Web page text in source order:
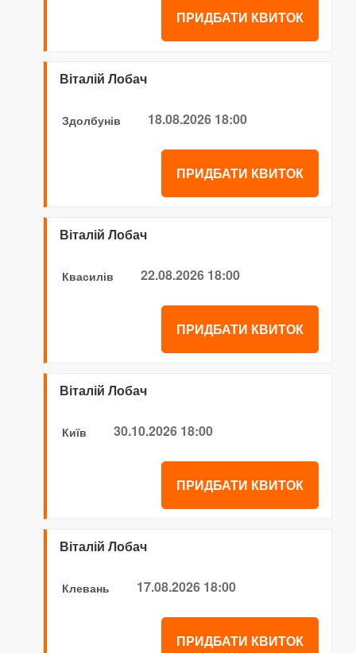
ПРИДБАТИ КВИТОК
Віталій Лобач
Здолбунів 18.08.2026 18:00
ПРИДБАТИ КВИТОК
Віталій Лобач
Квасилів 22.08.2026 18:00
ПРИДБАТИ КВИТОК
Віталій Лобач
Київ 30.10.2026 18:00
ПРИДБАТИ КВИТОК
Віталій Лобач
Клевань 17.08.2026 18:00
ПРИДБАТИ КВИТОК